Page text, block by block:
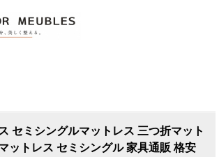
セミシングルマットレス 三つ折マット
ットレス セミシングル 家具通販 格安